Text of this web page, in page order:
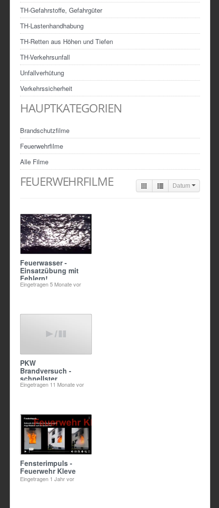
TH-Gefahrstoffe, Gefahrgüter
TH-Lastenhandhabung
TH-Retten aus Höhen und Tiefen
TH-Verkehrsunfall
Unfallverhütung
Verkehrssicherheit
HAUPTKATEGORIEN
Brandschutzfilme
Feuerwehrfilme
Alle Filme
FEUERWEHRFILME Datum
Feuerwasser -
Einsatzübung mit
Fehlern!
Eingetragen5 Monate vor
PKW
Brandversuch -
schnellster
Löschversuch -
Eingetragen 11 Monate vor
Fensterimpuls -
Feuerwehr Kleve
Eingetragen 1 Jahr vor